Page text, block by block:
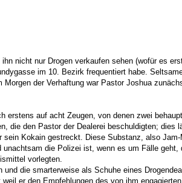
nicht nur Drogen verkaufen sehen (wofür es
im 10. Bezirk frequentiert habe.
der Verhaftung war Pastor Joshua
auf acht Zeugen, von denen zwei
die den Pastor der Dealerei beschuldigten;
Kokain gestreckt. Diese Substanz, also
die Polizei ist, wenn es um Fälle
vorlegten.
die smarterweise als Schuhe eines
er den Empfehlungen des von ihm